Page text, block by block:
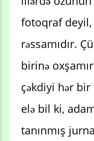
fotoqraf deyil,
rəssamıdır.
birinə
çəkdiyi hər
elə bil ki,
tanınmış